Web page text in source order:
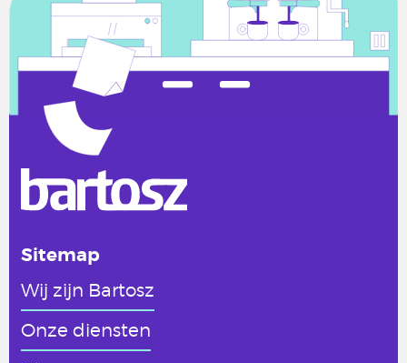
Sitemap
Wij zijn Bartosz
Onze diensten